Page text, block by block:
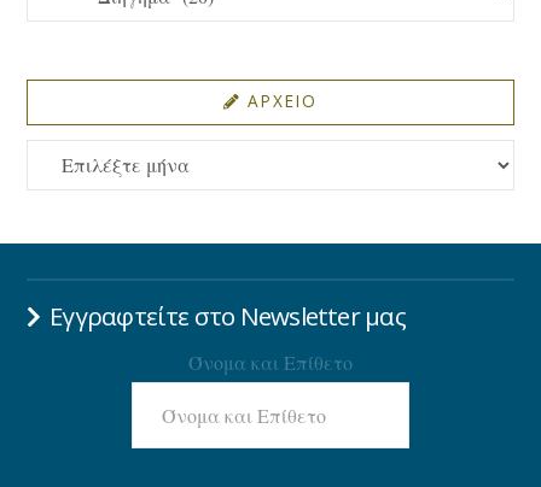
ΑΡΧΕΙΟ
ΑΡΧΕΙΟ
Εγγραφτείτε στο Newsletter μας
Όνομα και Επίθετο